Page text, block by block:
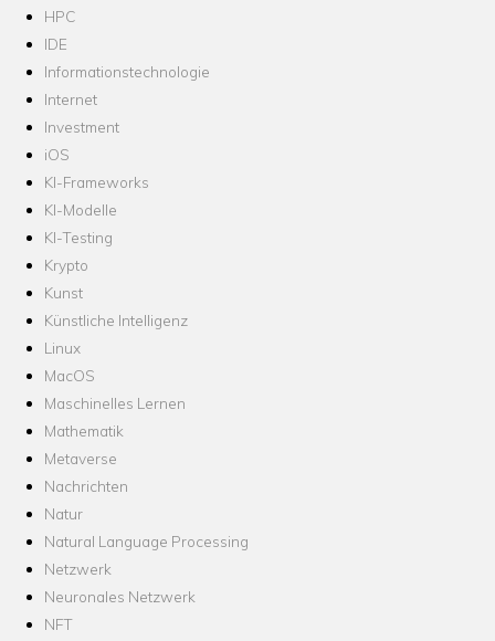
HPC
IDE
Informationstechnologie
Internet
Investment
iOS
KI-Frameworks
KI-Modelle
KI-Testing
Krypto
Kunst
Künstliche Intelligenz
Linux
MacOS
Maschinelles Lernen
Mathematik
Metaverse
Nachrichten
Natur
Natural Language Processing
Netzwerk
Neuronales Netzwerk
NFT